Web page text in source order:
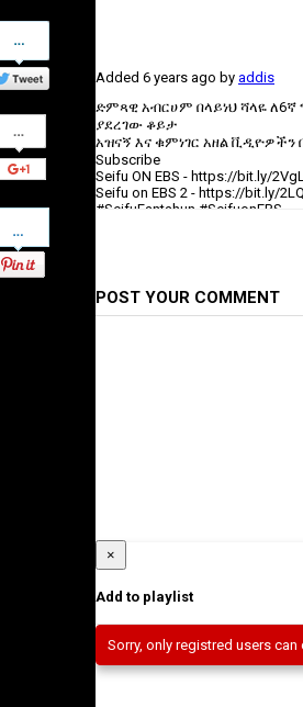
Share
on
Twitter
Share
on
Google+
Pinterest
Added 6 years ago by addis
ድምጻዊ አብርሀም በላይነህ ሻላዬ
ያደረገው ቆይታ
አዝናኝ እና ቁምነገር አዘል ቪዲዮዎችን
Subscribe
Seifu ON EBS - https://bit.ly/
Seifu on EBS 2 - https://bit.ly/
#SeifuFantahun #SeifuonEBS
POST YOUR COMMENT
×
Add to playlist
Sorry, only registred users